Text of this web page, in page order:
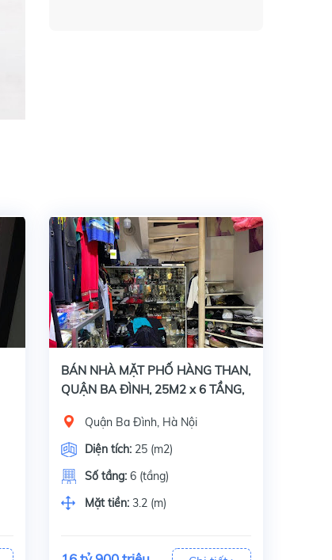
BÁN NHÀ MẶT PHỐ HÀNG THAN,
QUẬN BA ĐÌNH, 25M2 x 6 TẦNG,
Quận Ba Đình, Hà Nội
Diện tích: 25 (m2)
Số tầng: 6 (tầng)
Mặt tiền: 3.2 (m)